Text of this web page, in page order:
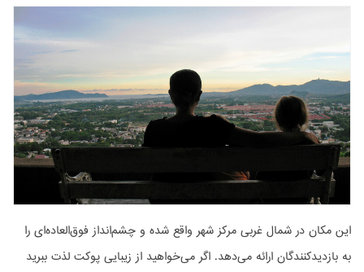
این مکان در شمال غربی مرکز شهر واقع شده و چشم‌انداز فوق‌العاده‌ای را
به بازدیدکنندگان ارائه می‌دهد. اگر می‌خواهید از زیبایی پوکت لذت ببرید